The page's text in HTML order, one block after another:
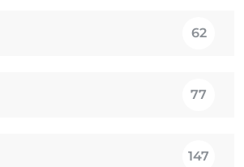
62
77
147